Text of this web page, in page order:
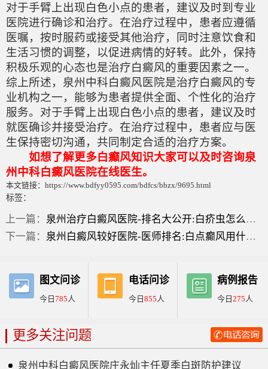
对于手臂上出现白色小点的患者，建议及时到专业
医院进行确诊和治疗。在治疗过程中，患者应遵循
医嘱，按时服药或接受其他治疗，同时注意饮食和
生活习惯的调整，以促进病情的好转。此外，保持
积极乐观的心态也是治疗白癜风的重要因素之一。
综上所述，泉州中科白癜风医院是治疗白癜风的专
业机构之一，能够为患者提供全面、个性化的治疗
服务。对于手臂上出现白色小点的患者，建议及时
就医确诊并接受治疗。在治疗过程中，患者应与医
生保持密切沟通，共同制定合适的治疗方案。
如想了解更多白癫风知识大家可以及时咨询泉
州中科白癜风医院在线医生。
本文链接：https://www.bdfyy0595.com/bdfcs/bbzx/9695.html
标签：
上一篇： 泉州治疗白癜风医院-排名大公开:白疥虫怎么治？
下一篇： 泉州白癜风较好医院-医师排名:白点癫风用什么药膏？
图文问诊
今日785人
电话问诊
今日 855人
病例报告
今日275人
更多关注问题
泉州中科白癜风医院庄永灿主任夏季白斑防护建议